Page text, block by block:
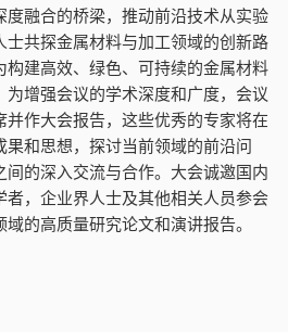
度融合的桥梁，推动前沿技术从实验
士共探金属材料与加工领域的创新路
构建高效、绿色、可持续的金属材料
为增强会议的学术深度和广度，会议
作大会报告，这些优秀的专家将在
和思想，探讨当前领域的前沿问
的深入交流与合作。大会诚邀国内
者，企业界人士及其他相关人员参会
的高质量研究论文和演讲报告。